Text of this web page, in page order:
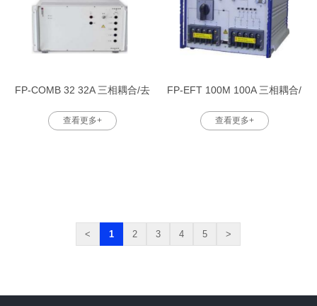
FP-COMB 32 32A 三相耦合/去
耦合 网络
查看更多+
FP-EFT 100M 100A 三相耦合/
去耦 网路
查看更多+
< 1 2 3 4 5 >